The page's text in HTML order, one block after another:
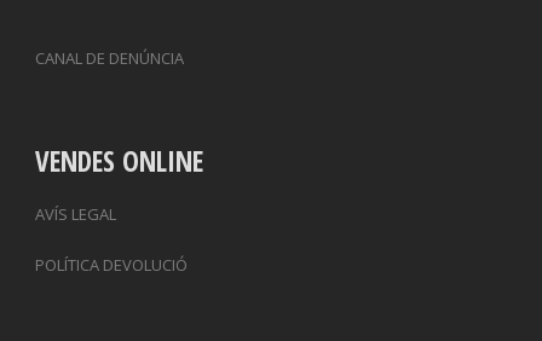
CANAL DE DENÚNCIA
VENDES ONLINE
AVÍS LEGAL
POLÍTICA DEVOLUCIÓ